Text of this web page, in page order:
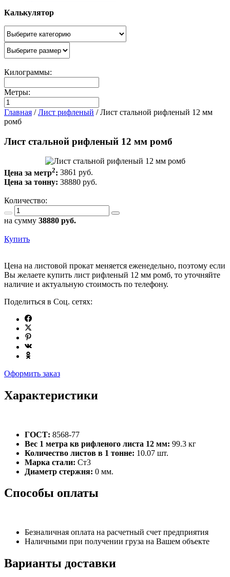
Калькулятор
Килограммы:
Метры:
Главная /Лист рифленый /Лист стальной рифленый 12 мм
ромб
Лист стальной рифленый 12 мм ромб
Цена за метр2: 3861 руб.
Цена за тонну: 38880 руб.
Количество:
на сумму 38880 руб.
Купить
Цена на листовой прокат меняется еженедельно, поэтому если
Вы желаете купить лист рифленый 12 мм ромб, то уточняйте
наличие и актуальную стоимость по телефону.
Поделиться в Соц. сетях:
Оформить заказ
Характеристики
ГОСТ: 8568-77
Вес 1 метра кв рифленого листа 12 мм: 99.3 кг
Количество листов в 1 тонне: 10.07 шт.
Марка стали: Ст3
Диаметр стержня: 0 мм.
Способы оплаты
Безналичная оплата на расчетный счет предприятия
Наличными при получении груза на Вашем объекте
Варианты доставки